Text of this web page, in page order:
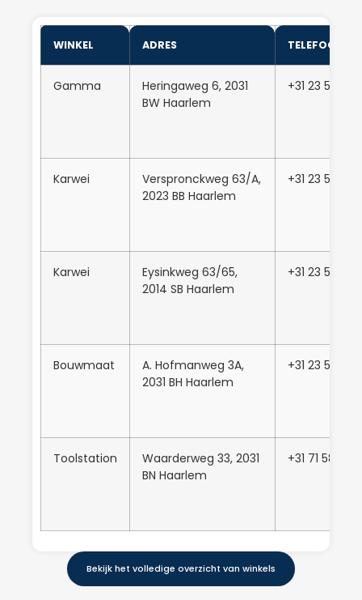
WINKEL ADRES
Gamma
Heringaweg 6, 2031
BW Haarlem
+31 23 542
Karwei
Verspronckweg 63/A,
2023 BB Haarlem
+31 23
Karwei
Eysinkweg 63/65,
2014 SB Haarlem
+31 23
Bouwmaat
A. Hofmanweg 3A,
2031 BH Haarlem
+31 23
Toolstation
Waarderweg 33, 2031
BN Haarlem
+31 71 581
Bekijk het volledige overzicht van winkels